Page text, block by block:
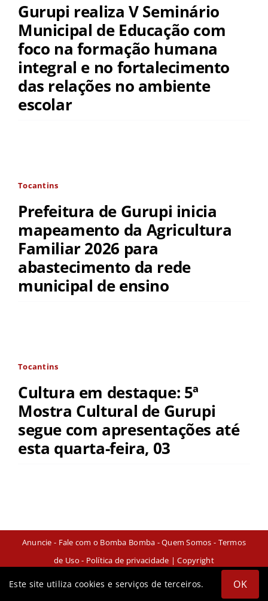
Gurupi realiza V Seminário
Municipal de Educação com
foco na formação humana
integral e no fortalecimento
das relações no ambiente
escolar
Tocantins
Prefeitura de Gurupi inicia
mapeamento da Agricultura
Familiar 2026 para
abastecimento da rede
municipal de ensino
Tocantins
Cultura em destaque: 5ª
Mostra Cultural de Gurupi
segue com apresentações até
esta quarta-feira, 03
Anuncie - Fale com o Bomba Bomba -Quem Somos - Termos
de Uso - Política de privacidade | Copyright
InstagramFacebook
X YouTube
Este site utiliza cookies e serviços de terceiros. OK